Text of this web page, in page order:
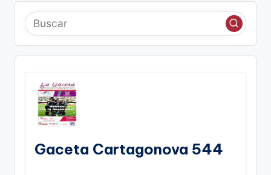
Gaceta Cartagonova 544